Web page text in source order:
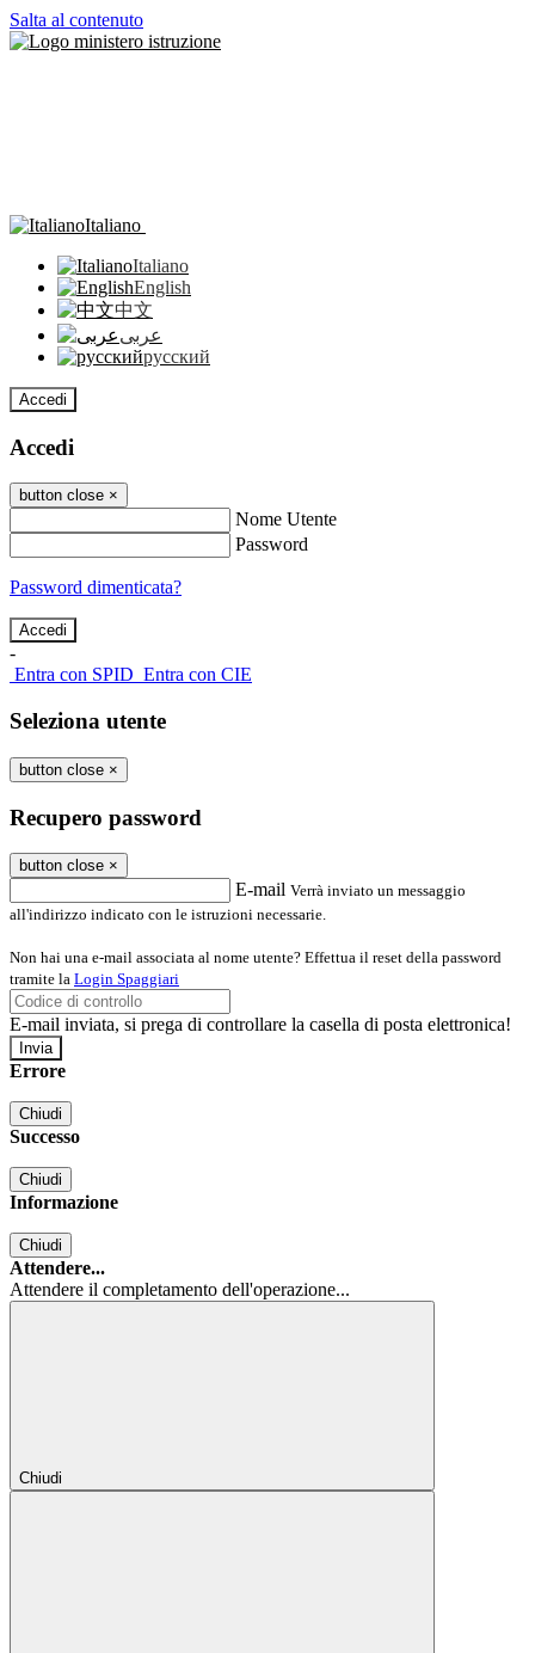
Salta al contenuto
Italiano
Italiano
English
中文
عربى
русский
Accedi
Accedi
button close ×
Nome Utente
Password
Password dimenticata?
-
Entra con SPID Entra con CIE
Seleziona utente
button close ×
Recupero password
button close ×
E-mail Verrà inviato un messaggio
all'indirizzo indicato con le istruzioni necessarie.
Non hai una e-mail associata al nome utente? Effettua il reset della password
tramite la Login Spaggiari
E-mail inviata, si prega di controllare la casella di posta elettronica!
Errore
Chiudi
Successo
Chiudi
Informazione
Chiudi
Attendere...
Attendere il completamento dell'operazione...
Chiudi